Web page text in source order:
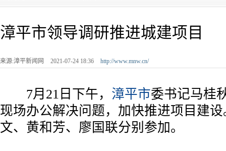
漳平市领导调研推进城建项目
来源:漳平新闻网 2021-07-24 18:36 http://www.mnw.cn/
7月21日下午， 漳平市委书记马桂
现场办公解决问题，加快推进项目建
文、黄和芳、廖国联分别参加。